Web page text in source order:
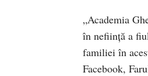
„Academia
în neființă a
familiei în
Facebook,